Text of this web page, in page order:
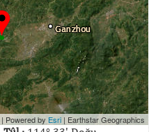
| Powered by Esri | Earthstar Geographics